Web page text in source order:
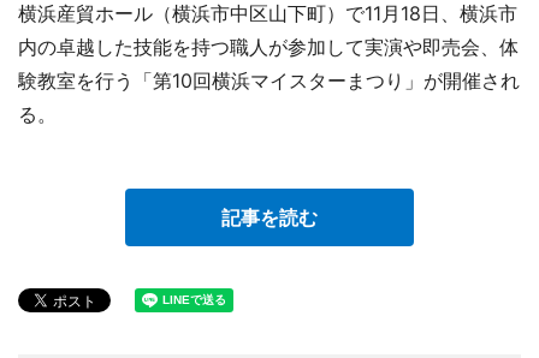
横浜産貿ホール（横浜市中区山下町）で11月18日、横浜市
内の卓越した技能を持つ職人が参加して実演や即売会、体
験教室を行う「第10回横浜マイスターまつり」が開催され
る。
記事を読む